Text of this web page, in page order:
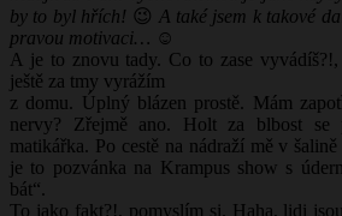
by to byl hřích! 😉 A také jsem k takové
pravou motivaci… ☺
A je to znovu tady. Co to zase
ještě za tmy vyrážím
z domu. Úplný blázen prostě. Mám
nervy? Zřejmě ano. Holt za blbost se
matikářka. Po cestě na nádraží mě v
je to pozvánka na Krampus show s
bát“.
To jako fakt?!, pomyslím si. Haha, lidi